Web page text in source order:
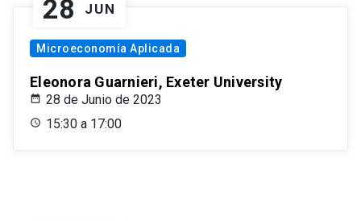
28 JUN
Microeconomía Aplicada
Eleonora Guarnieri, Exeter University
28 de Junio de 2023
15:30 a 17:00